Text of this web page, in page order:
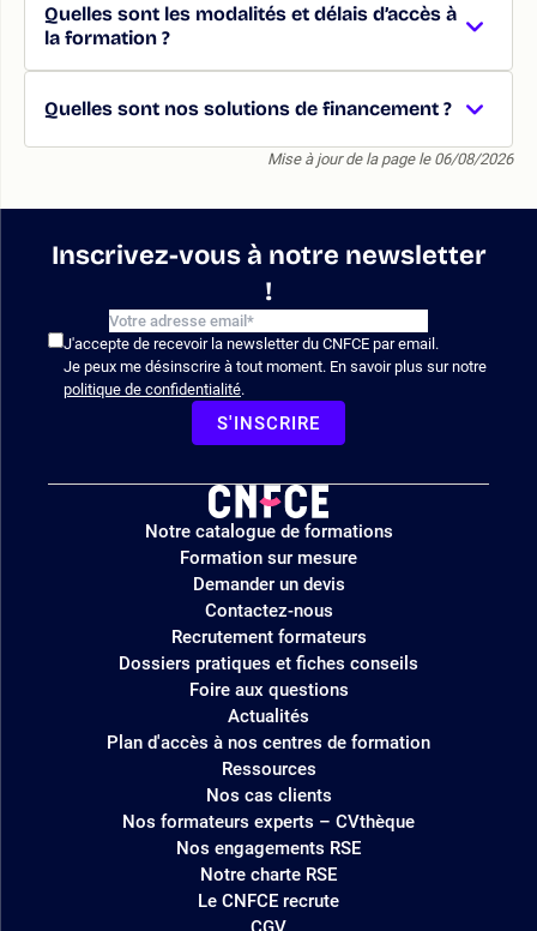
Quelles sont les modalités et délais d’accès à
la formation ?
Quelles sont nos solutions de financement ?
Mise à jour de la page le 06/08/2026
Inscrivez-vous à notre newsletter
!
J'accepte de recevoir la newsletter du CNFCE par email.
Je peux me désinscrire à tout moment. En savoir plus sur notre
politique de confidentialité.
S'INSCRIRE
Logo
site
Notre catalogue de formations
Formation sur mesure
Demander un devis
Contactez-nous
Recrutement formateurs
Dossiers pratiques et fiches conseils
Foire aux questions
Actualités
Plan d'accès à nos centres de formation
Ressources
Nos cas clients
Nos formateurs experts – CVthèque
Nos engagements RSE
Notre charte RSE
Le CNFCE recrute